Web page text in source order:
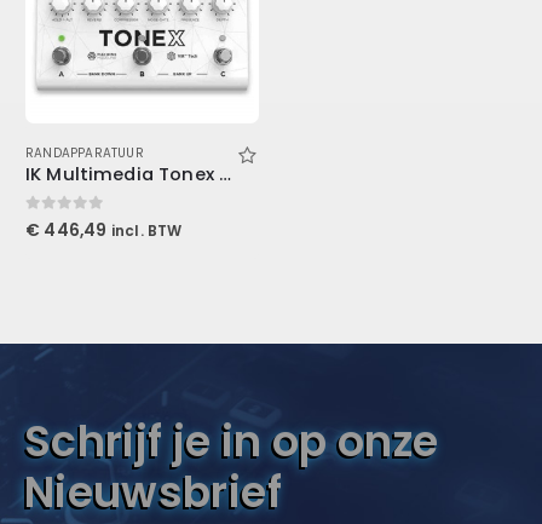
RANDAPPARATUUR
IK Multimedia Tonex Pedal White
0out of 5
€ 446,49 incl. BTW
Schrijf je in op onze
Nieuwsbrief